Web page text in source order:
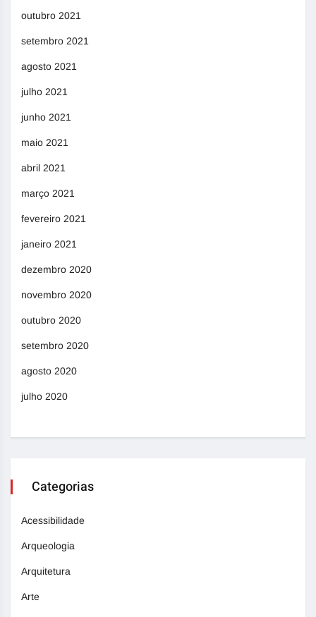
outubro 2021
setembro 2021
agosto 2021
julho 2021
junho 2021
maio 2021
abril 2021
março 2021
fevereiro 2021
janeiro 2021
dezembro 2020
novembro 2020
outubro 2020
setembro 2020
agosto 2020
julho 2020
Categorias
Acessibilidade
Arqueologia
Arquitetura
Arte